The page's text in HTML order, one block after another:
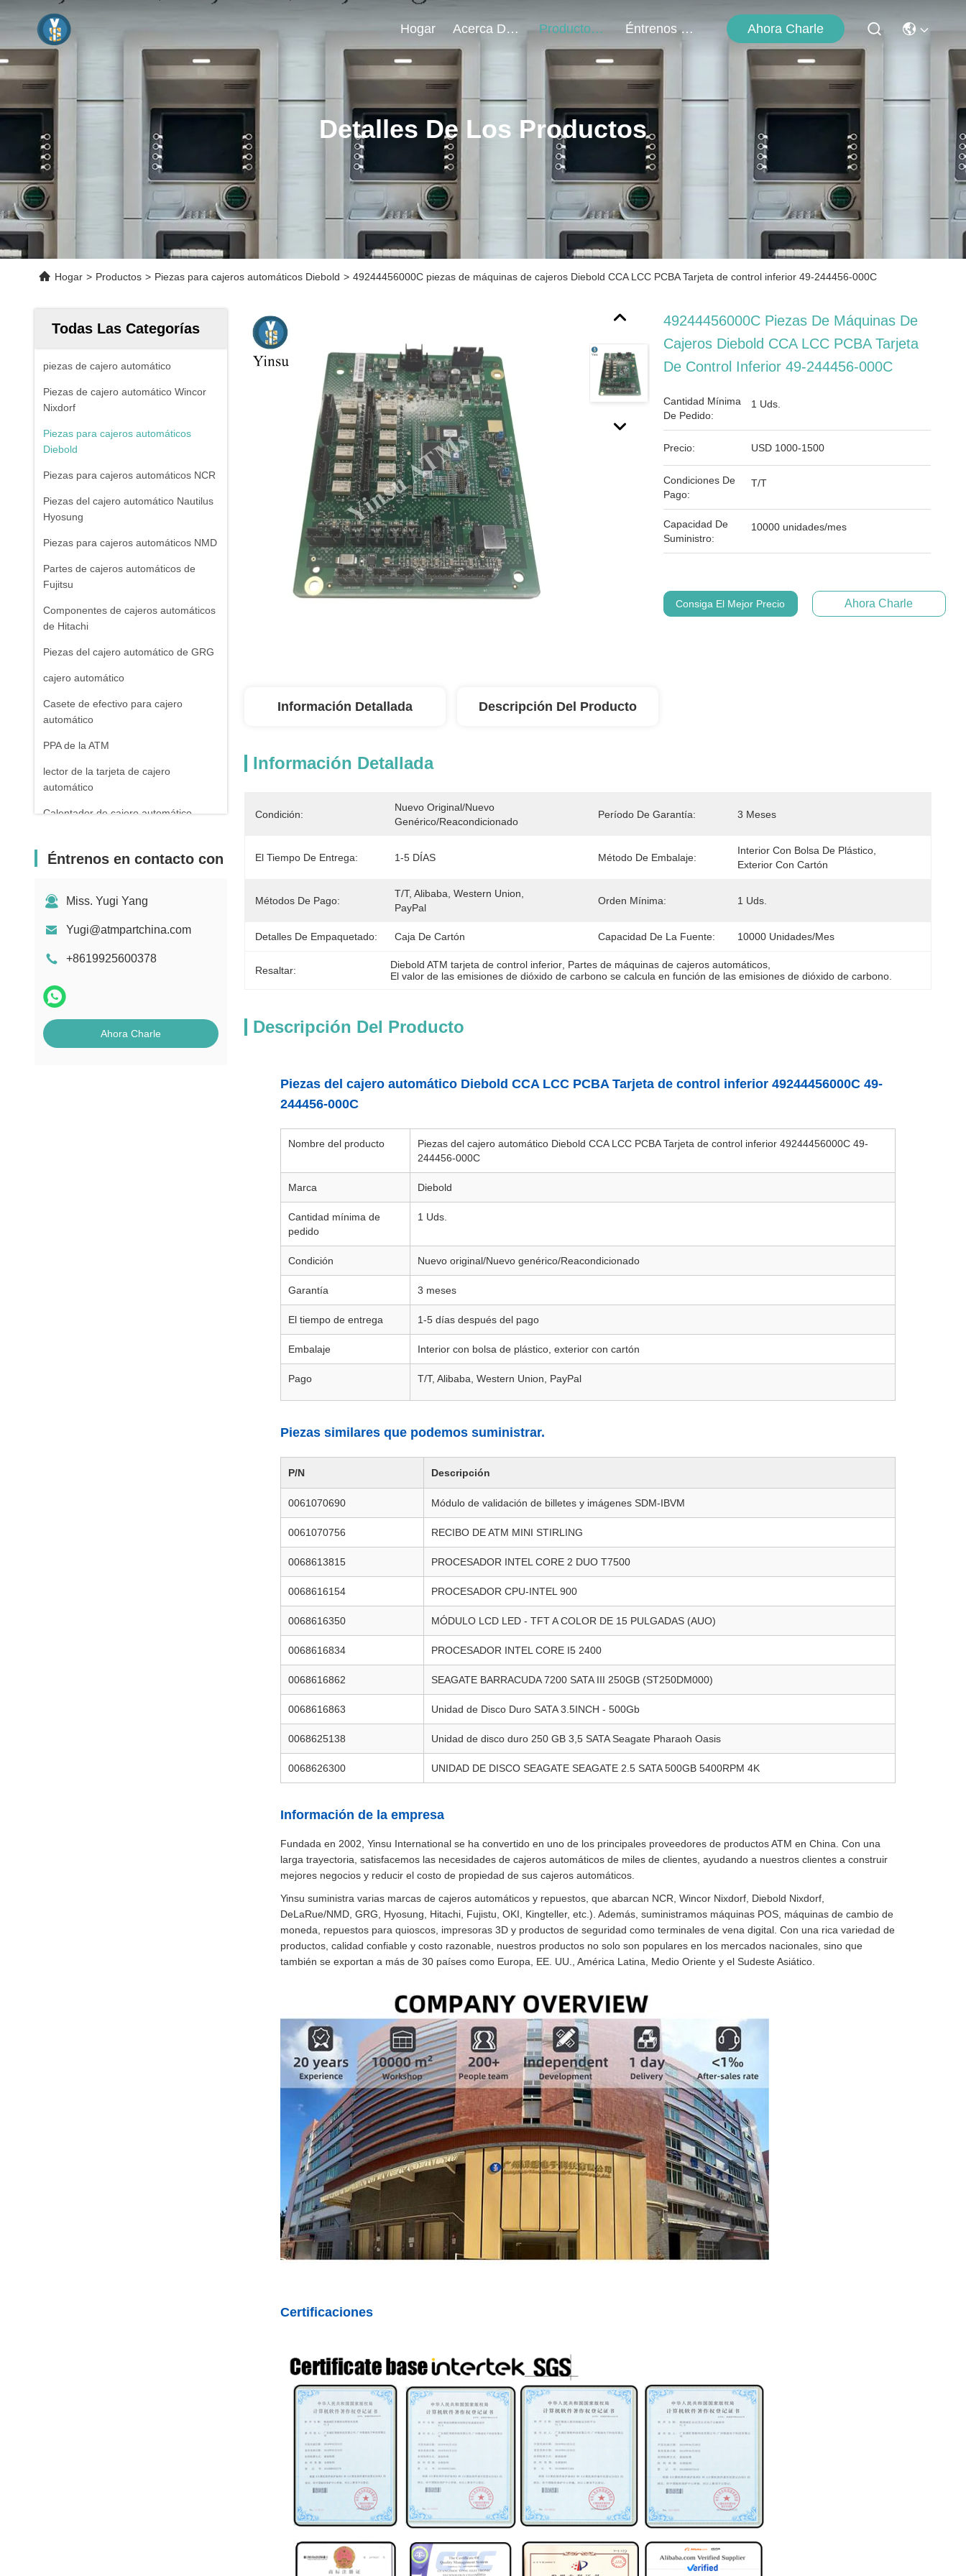
Hogar Acerca De Nosotros Productos Éntrenos En Contacto Con Ahora Charle
Detalles De Los Productos
Hogar > Productos > Piezas para cajeros automáticos Diebold > 49244456000C piezas de máquinas de cajeros Diebold CCA LCC PCBA Tarjeta de control inferior 49-244456-000C
Todas Las Categorías
piezas de cajero automático
Piezas de cajero automático Wincor
Nixdorf
Piezas para cajeros automáticos
Diebold
Piezas para cajeros automáticos NCR
Piezas del cajero automático Nautilus
Hyosung
Piezas para cajeros automáticos NMD
Partes de cajeros automáticos de
Fujitsu
Componentes de cajeros automáticos
de Hitachi
Piezas del cajero automático de GRG
cajero automático
Casete de efectivo para cajero
automático
PPA de la ATM
lector de la tarjeta de cajero
automático
Calentador de cajero automático
Cuentas de cuentas
MEI
máquina de pos
Éntrenos en contacto con
Miss. Yugi Yang
Yugi@atmpartchina.com
+8619925600378
Ahora Charle
49244456000C Piezas De Máquinas De
Cajeros Diebold CCA LCC PCBA Tarjeta
De Control Inferior 49-244456-000C
Cantidad Mínima
De Pedido:
1 Uds.
Precio: USD 1000-1500
Condiciones De
Pago:
T/T
Capacidad De
Suministro:
10000 unidades/mes
Consiga El Mejor Precio Ahora Charle
Información Detallada Descripción Del Producto
Información Detallada
Condición:
Nuevo Original/Nuevo
Genérico/Reacondicionado
Período De Garantía: 3 Meses
El Tiempo De Entrega: 1-5 DÍAS Método De Embalaje:
Interior Con Bolsa De Plástico,
Exterior Con Cartón
Métodos De Pago:
T/T, Alibaba, Western Union,
PayPal
Orden Mínima: 1 Uds.
Detalles De Empaquetado: Caja De Cartón Capacidad De La Fuente: 10000 Unidades/mes
Resaltar: Diebold ATM tarjeta de control inferior Partes de máquinas de cajeros automáticos
El valor de las emisiones de dióxido de carbono se calcula en función de las emisiones de dióxido de carbono.
Descripción Del Producto
Piezas del cajero automático Diebold CCA LCC PCBA Tarjeta de control inferior 49244456000C 49-
244456-000C
Nombre del producto
Piezas del cajero automático Diebold CCA LCC PCBA Tarjeta de control inferior 49244456000C 49-
244456-000C
Marca Diebold
Cantidad mínima de
pedido
1 Uds.
Condición Nuevo original/Nuevo genérico/Reacondicionado
Garantía 3 meses
El tiempo de entrega 1-5 días después del pago
Embalaje Interior con bolsa de plástico, exterior con cartón
Pago T/T, Alibaba, Western Union, PayPal
Piezas similares que podemos suministrar.
P/N Descripción
0061070690 Módulo de validación de billetes y imágenes SDM-IBVM
0061070756 RECIBO DE ATM MINI STIRLING
0068613815 PROCESADOR INTEL CORE 2 DUO T7500
0068616154 PROCESADOR CPU-INTEL 900
0068616350 MÓDULO LCD LED - TFT A COLOR DE 15 PULGADAS (AUO)
0068616834 PROCESADOR INTEL CORE I5 2400
0068616862 SEAGATE BARRACUDA 7200 SATA III 250GB (ST250DM000)
0068616863 Unidad de Disco Duro SATA 3.5INCH - 500Gb
0068625138 Unidad de disco duro 250 GB 3,5 SATA Seagate Pharaoh Oasis
0068626300 UNIDAD DE DISCO SEAGATE SEAGATE 2.5 SATA 500GB 5400RPM 4K
Información de la empresa
Fundada en 2002, Yinsu International se ha convertido en uno de los principales proveedores de productos ATM en China. Con una
larga trayectoria, satisfacemos las necesidades de cajeros automáticos de miles de clientes, ayudando a nuestros clientes a construir
mejores negocios y reducir el costo de propiedad de sus cajeros automáticos.
Yinsu suministra varias marcas de cajeros automáticos y repuestos, que abarcan NCR, Wincor Nixdorf, Diebold Nixdorf,
DeLaRue/NMD, GRG, Hyosung, Hitachi, Fujistu, OKI, Kingteller, etc.). Además, suministramos máquinas POS, máquinas de cambio de
moneda, repuestos para quioscos, impresoras 3D y productos de seguridad como terminales de vena digital. Con una rica variedad de
productos, calidad confiable y costo razonable, nuestros productos no solo son populares en los mercados nacionales, sino que
también se exportan a más de 30 países como Europa, EE. UU., América Latina, Medio Oriente y el Sudeste Asiático.
Certificaciones